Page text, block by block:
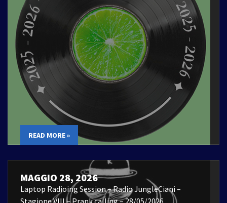
READ MORE »
MAGGIO 28, 2026
Laptop Radioing Session – Radio JungleCiani –
Stagione VIII – Prank calling – 28/05/2026